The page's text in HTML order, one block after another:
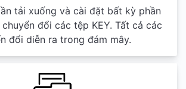
tải xuống và cài đặt bất kỳ phần
đổi các tệp KEY. Tất cả các
đổi diễn ra trong đám mây.